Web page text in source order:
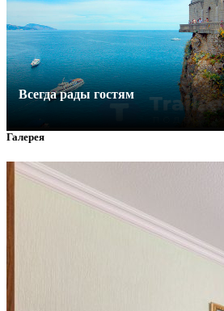
Всегда рады гостям
Галерея